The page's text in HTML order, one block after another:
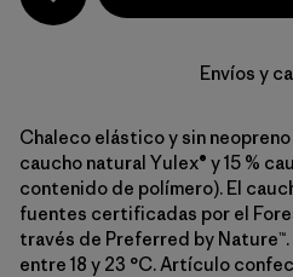
Envíos y
Chaleco elástico y sin neopreno
caucho natural Yulex® y 15 %
contenido de polímero). El
fuentes certificadas por el
través de Preferred by
entre 18 y 23 °C. Artículo